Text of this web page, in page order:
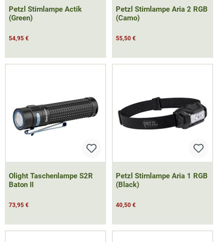
Petzl Stirnlampe Actik
(Green)
54,95 €
Petzl Stirnlampe Aria 2 RGB
(Camo)
55,50 €
Olight Taschenlampe S2R
Baton II
73,95 €
Petzl Stirnlampe Aria 1 RGB
(Black)
40,50 €